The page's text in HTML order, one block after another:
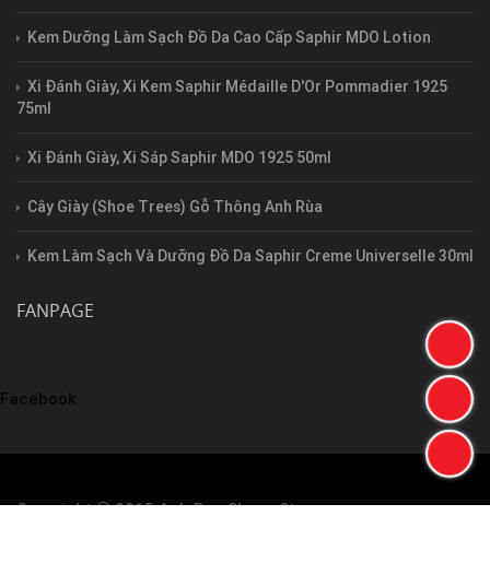
Kem Dưỡng Làm Sạch Đồ Da Cao Cấp Saphir MDO Lotion
Xi Đánh Giày, Xi Kem Saphir Médaille D'Or Pommadier 1925
75ml
Xi Đánh Giày, Xi Sáp Saphir MDO 1925 50ml
Cây Giày (Shoe Trees) Gỗ Thông Anh Rùa
Kem Làm Sạch Và Dưỡng Đồ Da Saphir Creme Universelle 30ml
FANPAGE
Facebook
Copyright 2015 Anh Rua Shoes Store